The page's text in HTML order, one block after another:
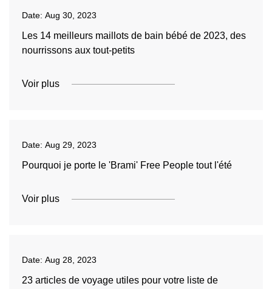
Date: Aug 30, 2023
Les 14 meilleurs maillots de bain bébé de 2023, des
nourrissons aux tout-petits
Voir plus
Date: Aug 29, 2023
Pourquoi je porte le 'Brami' Free People tout l'été
Voir plus
Date: Aug 28, 2023
23 articles de voyage utiles pour votre liste de